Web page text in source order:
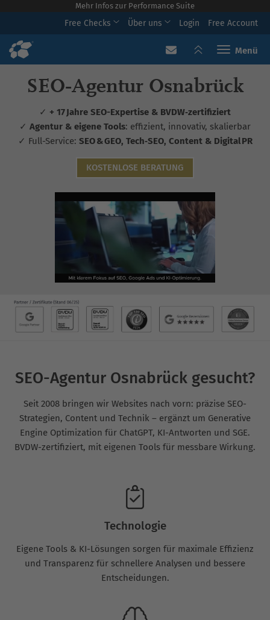
Mehr Infos zur Performance Suite
Free Checks Über uns Login Free Account
Toggle
SEO‑Agentur Osnabrück
✓ + 17 Jahre SEO-Expertise & BVDW‑zertifiziert
✓ Agentur & eigene Tools: effizient, innovativ, skalierbar
✓ Full-Service: SEO & GEO, Tech‑SEO, Content & Digital PR
KOSTENLOSE BERATUNG
SEO-Agentur Osnabrück gesucht?
Seit 2008 bringen wir Websites nach vorn: präzise SEO-
Strategien, Content und Technik – ergänzt um Generative
Engine Optimization für ChatGPT, KI-Antworten und SGE.
BVDW-zertifiziert, mit eigenen Tools für messbare Wirkung.
Technologie
Eigene Tools & KI-Lösungen sorgen für maximale Effizienz
und Transparenz für schnellere Analysen und bessere
Entscheidungen.